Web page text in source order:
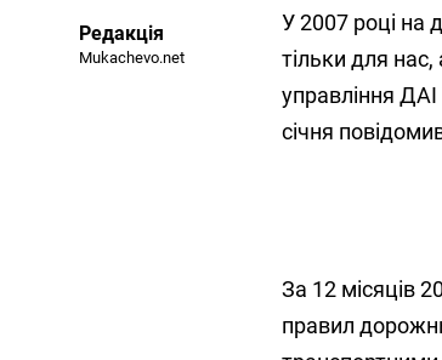
Редакція
Mukachevo.net
У 2007 році на
тільки для
управління
січня
За 12 місяців
правил